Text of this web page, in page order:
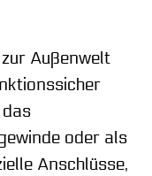
Außenwelt
oder als
Anschlüsse,